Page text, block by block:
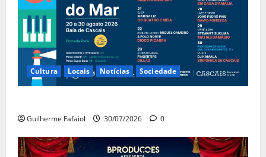
Cultura Locais Notícias Sociedade
Guilherme Fafaiol 30/07/2026 0